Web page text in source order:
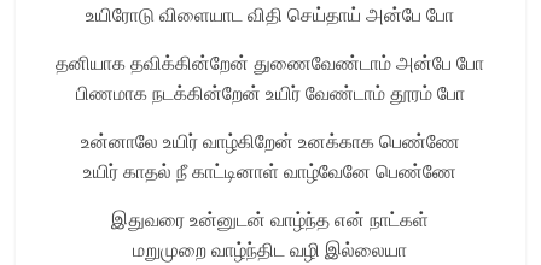
உயிரோடு விளையாட விதி செய்தாய் அன்பே போ
தனியாக தவிக்கின்றேன் துணைவேண்டாம் அன்பே போ
பிணமாக நடக்கின்றேன் உயிர் வேண்டாம் தூரம் போ
உன்னாலே உயிர் வாழ்கிறேன் உனக்காக பெண்ணே
உயிர் காதல் நீ காட்டினாள் வாழ்வேனே பெண்ணே
இதுவரை உன்னுடன் வாழ்ந்த என் நாட்கள்
மறுமுறை வாழ்ந்திட வழி இல்லையா